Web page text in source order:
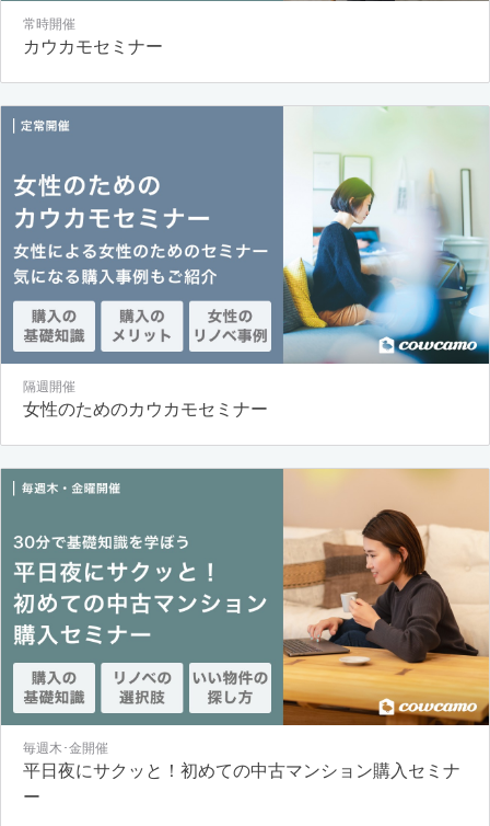
常時開催
カウカモセミナー
隔週開催
女性のためのカウカモセミナー
毎週木･金開催
平日夜にサクッと！初めての中古マンション購入セミナ
ー